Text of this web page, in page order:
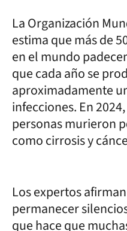
La Organización
estima que más de
en el mundo
que cada año se
aproximadamente
infecciones. En
personas murieron
como cirrosis y
Los expertos
permanecer
que hace que